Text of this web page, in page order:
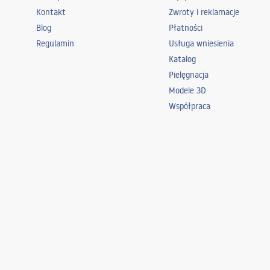
Kontakt
Blog
Regulamin
Zwroty i reklamacje
Płatności
Usługa wniesienia
Katalog
Pielęgnacja
Modele 3D
Współpraca